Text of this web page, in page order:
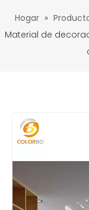
Hogar »
Material de